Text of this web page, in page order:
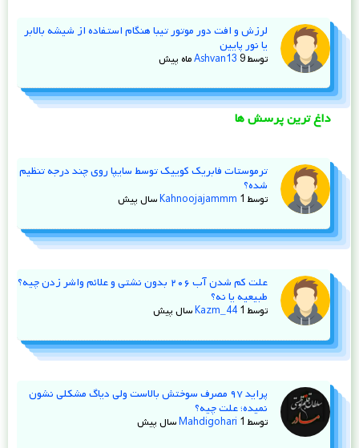
لرزش و افت دور موتور تیبا هنگام استفاده از شیشه‌ بالابر
یا نور پایین
توسط Ashvan13 9 ماه پیش
داغ ترین پرسش ها
ترموستات فابریک کوییک توسط سایپا روی چند درجه تنظیم
شده؟
توسط Kahnoojajammm 1 سال پیش
علت کم شدن آب ۲۰۶ بدون نشتی و علائم واشر زدن چیه؟
طبیعیه یا نه؟
توسط Kazm_44 1 سال پیش
پراید ۹۷ مصرف سوختش بالاست ولی دیاگ مشکلی نشون
نمیده؛ علت چیه؟
توسط Mahdigohari 1 سال پیش